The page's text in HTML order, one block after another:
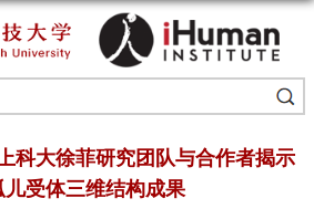
科大徐菲研究团队与合作者揭示
儿受体三维结构成果